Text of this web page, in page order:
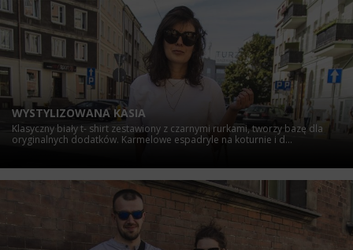
WYSTYLIZOWANA KASIA
Klasyczny biały t- shirt zestawiony z czarnymi rurkami, tworzy bazę dla
oryginalnych dodatków. Karmelowe espadryle na koturnie i d...